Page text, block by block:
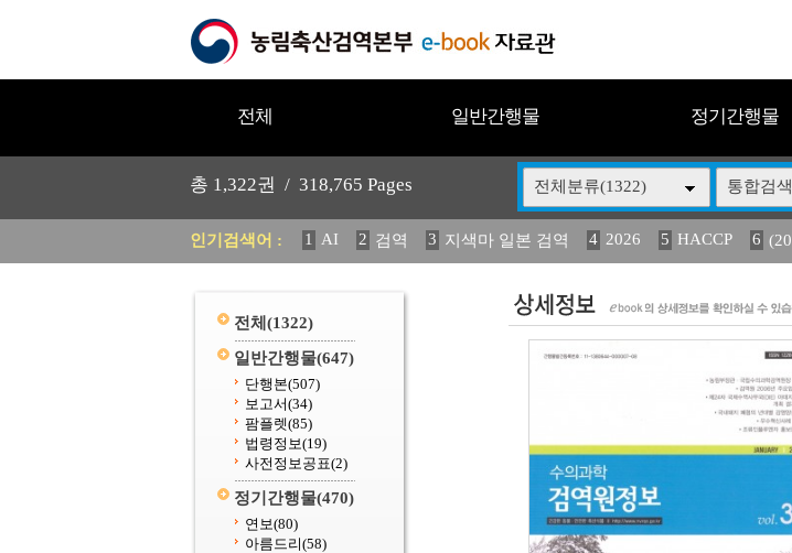
전체 일반간행물 정기간행물
총 1,322권 / 318,765 Pages 전체분류(1322) 통합검색
인기검색어 : 1 AI 2 검역 3 지색마 일본 검역 4 2026 5 HACCP 6
11 2025 12 중독성 식물 도감 13 媛 異 14 (2013년도) 식
전체 (1322)
일반간행물(647)
단행본(507)
보고서(34)
팜플렛(85)
법령정보(19)
사전정보공표(2)
정기간행물(470)
연보(80)
아름드리(58)